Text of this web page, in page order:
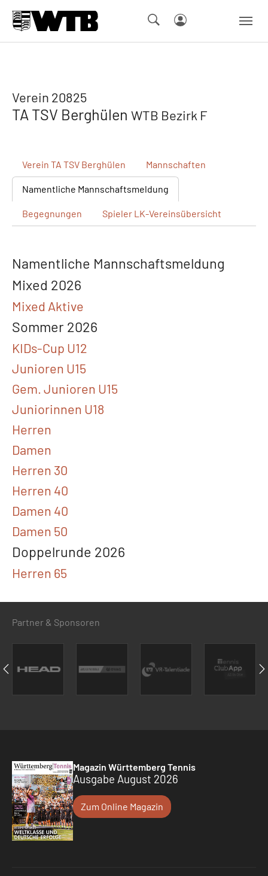
Verein 20825
TA TSV Berghülen WTB Bezirk F
Verein TA TSV Berghülen Mannschaften
Namentliche Mannschaftsmeldung
Begegnungen Spieler LK-Vereinsübersicht
Namentliche Mannschaftsmeldung
Mixed 2026
Mixed Aktive
Sommer 2026
KIDs-Cup U12
Junioren U15
Gem. Junioren U15
Juniorinnen U18
Herren
Damen
Herren 30
Herren 40
Damen 40
Damen 50
Doppelrunde 2026
Herren 65
Partner & Sponsoren
Magazin Württemberg Tennis
Ausgabe August 2026
Zum Online Magazin